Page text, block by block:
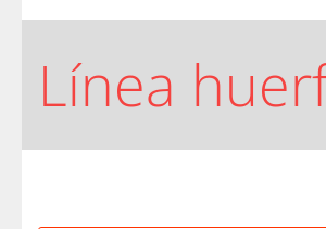
Línea